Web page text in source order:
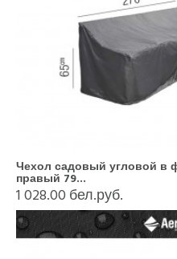
Чехол садовый угловой в
правый 79...
1 028.00 бел.руб.